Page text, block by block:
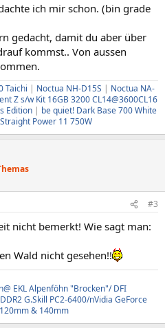
ich mir schon. (bin grade
gedacht, damit du aber über
kommst.. Von aussen
Taichi | Noctua NH-D15S | Noctua NA-
Z s/w Kit 16GB 3200 CL14@3600CL16
Edition| be quiet! Dark Base 700 White
Power 11 750W
#3
nicht bemerkt! Wie sagt man:
Wald nicht gesehen!!
EKL Alpenföhn "Brocken"/ DFI
G.Skill PC2-6400/nVidia GeForce
& 140mm